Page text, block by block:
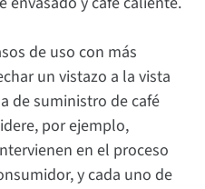
de uso con más
un vistazo a la vista
de suministro de café
por ejemplo,
en el proceso
y cada uno de